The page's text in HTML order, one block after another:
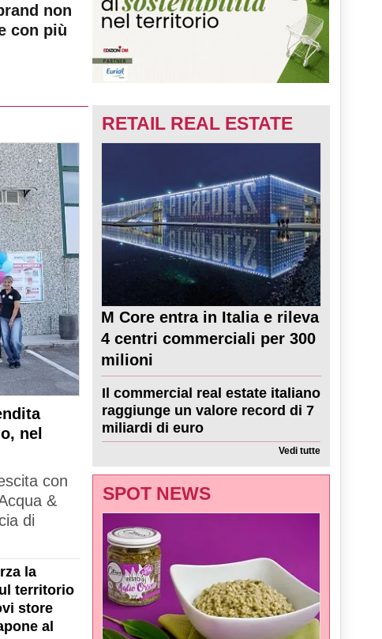
non
con più
nel
con
&
di
la
territorio
store
al
RETAIL REAL ESTATE
M Core entra in Italia e rileva
4 centri commerciali per 300
milioni
Il commercial real estate italiano
raggiunge un valore record di 7
miliardi di euro
Vedi tutte
SPOT NEWS